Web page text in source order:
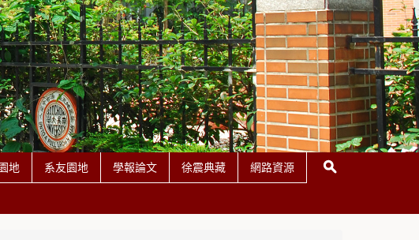
地 系友園地 學報論文 徐震典藏 網路資源